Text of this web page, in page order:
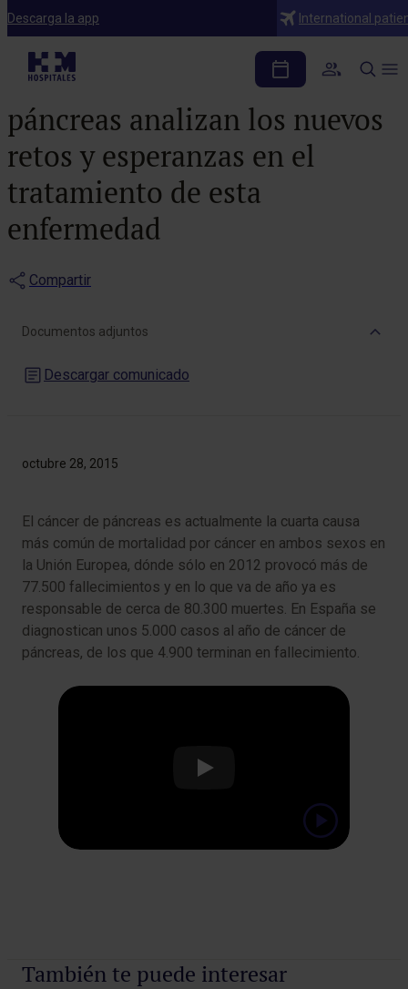
Descarga la app International
Notas de prensa
Expertos nacionales e
internacionales en cáncer de
páncreas analizan los nuevos
retos y esperanzas en el
tratamiento de esta
enfermedad
Compartir
octubre 28, 2015
El cáncer de páncreas es actualmente la cuarta causa
más común de mortalidad por cáncer en ambos sexos en
la Unión Europea, dónde sólo en 2012 provocó más de
77.500 fallecimientos y en lo que va de año ya es
responsable de cerca de 80.300 muertes. En España se
diagnostican unos 5.000 casos al año de cáncer de
páncreas, de los que 4.900 terminan en fallecimiento.
Play
Documentos adjuntos
Descargar comunicado
También te puede interesar